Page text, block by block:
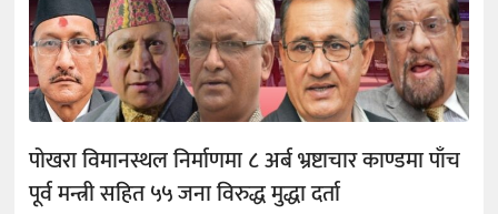
पोखरा विमानस्थल निर्माणमा ८ अर्ब भ्रष्टाचार काण्डमा पाँच
पूर्व मन्त्री सहित ५५ जना विरुद्ध मुद्धा दर्ता